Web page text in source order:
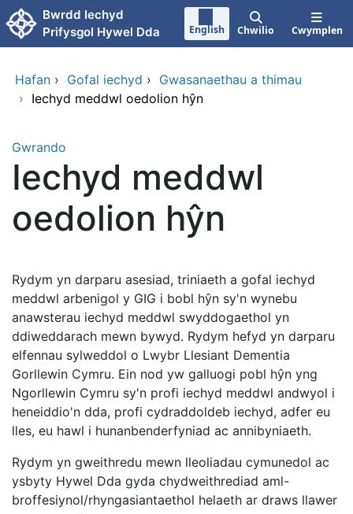
Neidio i'r prif gynnwy
Bwrdd Iechyd
Prifysgol Hywel Dda
English Chwilio Cwymplen
Hafan › Gofal iechyd › Gwasanaethau a thimau
› Iechyd meddwl oedolion hŷn
Gwrando
Iechyd meddwl
oedolion hŷn
Rydym yn darparu asesiad, triniaeth a gofal iechyd
meddwl arbenigol y GIG i bobl hŷn sy'n wynebu
anawsterau iechyd meddwl swyddogaethol yn
ddiweddarach mewn bywyd. Rydym hefyd yn darparu
elfennau sylweddol o Lwybr Llesiant Dementia
Gorllewin Cymru. Ein nod yw galluogi pobl hŷn yng
Ngorllewin Cymru sy'n profi iechyd meddwl andwyol i
heneiddio'n dda, profi cydraddoldeb iechyd, adfer eu
lles, eu hawl i hunanbenderfyniad ac annibyniaeth.
Rydym yn gweithredu mewn lleoliadau cymunedol ac
ysbyty Hywel Dda gyda chydweithrediad aml-
broffesiynol/rhyngasiantaethol helaeth ar draws llawer